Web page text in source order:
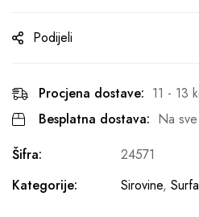
Podijeli
Procjena dostave: 11 - 13
Besplatna dostava: Na
Šifra:
24571
Kategorije:
Sirovine,